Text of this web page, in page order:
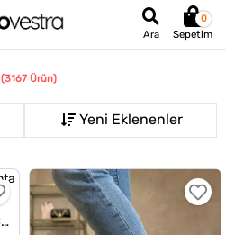
Ara
0
Sepetim
(3167 Ürün)
Kapaklı Tarz Mini Çapraz Çanta